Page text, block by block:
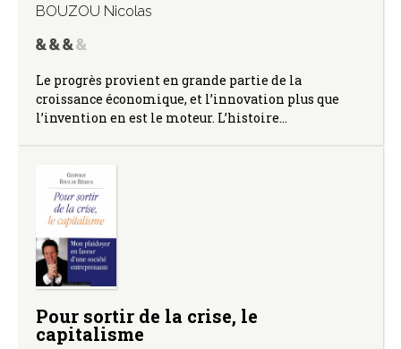
BOUZOU Nicolas
Le progrès provient en grande partie de la
croissance économique, et l’innovation plus que
l’invention en est le moteur. L’histoire…
Pour sortir de la crise, le
capitalisme